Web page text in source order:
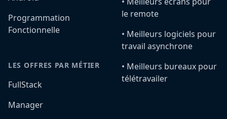
Programmation
Fonctionnelle
LES OFFRES PAR MÉTIER
FullStack
Manager
le remote
•️ Meilleurs logiciels pour
travail asynchrone
•️ Meilleurs bureaux pour
télétravailer